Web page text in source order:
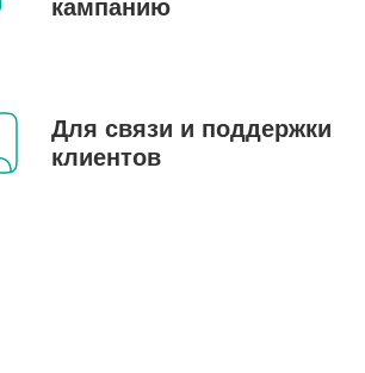
кампанию
Для связи и поддержки
клиентов